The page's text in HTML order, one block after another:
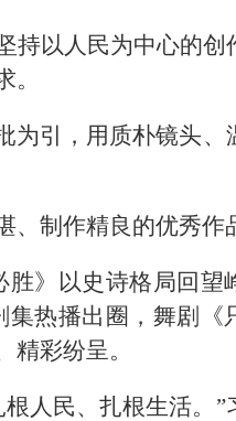
持以人民为中心的创
为引，用质朴镜头、
制作精良的优秀作
》以史诗格局回望
热播出圈，舞剧《
彩纷呈。
人民、扎根生活。”